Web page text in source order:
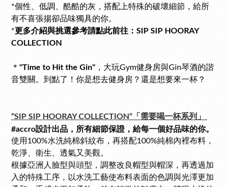
*個性、低調、酷酷的灰，搭配上特殊的破壞細節，給所
有不喜張揚卻品味獨具的你。
*更多介紹與挑選參考請點此前往：SIP SIP HOORAY
COLLECTION
＊ "Time to Hit the Gin" ，大玩Gym健身房與Gin琴酒的諧
音雙關。到點了！你是想去健身房？還是想要來一杯？
”SIP SIP HOORAY COLLECTION” 「需要喝一杯系列」
#accro設計出品，所有細節保證，給每一個好品味的你。
使用100%水洗純棉斜紋布，再搭配100%純棉內裡布料，
乾淨、衛生、透氣又美觀。
根據亞洲人臉型與頭型，調整改良帽型與帽深， 再透過加
入的特殊工序，以水洗工藝使布料表面的色調與光澤更加